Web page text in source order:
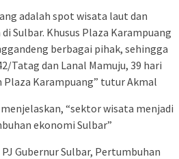
adalah spot wisata laut dan
Sulbar. Khusus Plaza Karampuang
berbagai pihak, sehingga
Tatag dan Lanal Mamuju, 39 hari
Karampuang” tutur Akmal
“sektor wisata menjadi
ekonomi Sulbar”
Gubernur Sulbar, Pertumbuhan